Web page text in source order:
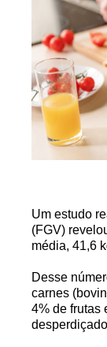
Um estudo
(FGV)
média, 41,6
Desse
carnes
4% de frutas